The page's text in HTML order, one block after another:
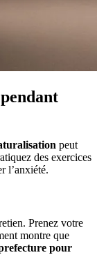
peut
des exercices
l’anxiété.
Prenez votre
montre que
pour